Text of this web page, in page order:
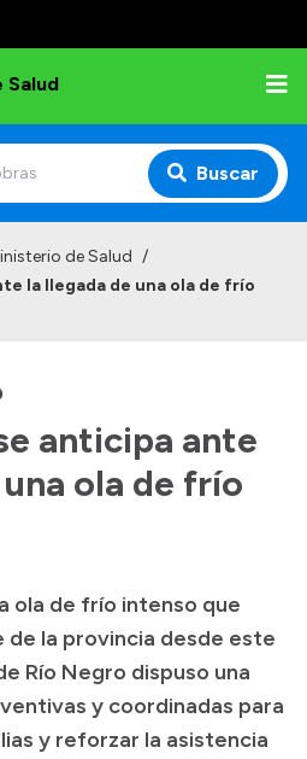
Salud
Buscar
de Salud /
la llegada de una ola de frío
anticipa ante
ola de frío
ola de frío intenso que
la provincia desde este
Río Negro dispuso una
y coordinadas para
y reforzar la asistencia